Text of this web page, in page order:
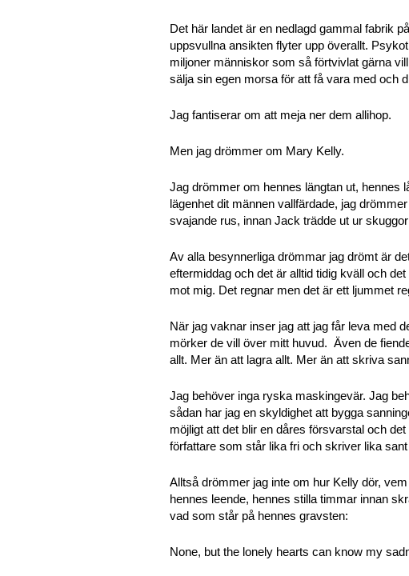
Det här landet är en nedlagd gammal fabrik
uppsvullna ansikten flyter upp överallt.
miljoner människor som så förtvivlat gärna
sälja sin egen morsa för att få vara med och
Jag fantiserar om att meja ner dem allihop.
Men jag drömmer om Mary Kelly.
Jag drömmer om hennes längtan ut, hennes
lägenhet dit männen vallfärdade, jag
svajande rus, innan Jack trädde ut ur
Av alla besynnerliga drömmar jag drömt är
eftermiddag och det är alltid tidig kväll och
mot mig. Det regnar men det är ett ljummet
När jag vaknar inser jag att jag får leva med
mörker de vill över mitt huvud. Även de
allt. Mer än att lagra allt. Mer än att skriva
Jag behöver inga ryska maskingevär. Jag
sådan har jag en skyldighet att bygga
möjligt att det blir en dåres försvarstal och
författare som står lika fri och skriver lika
Alltså drömmer jag inte om hur Kelly dör,
hennes leende, hennes stilla timmar innan
vad som står på hennes gravsten:
None, but the lonely hearts can know my